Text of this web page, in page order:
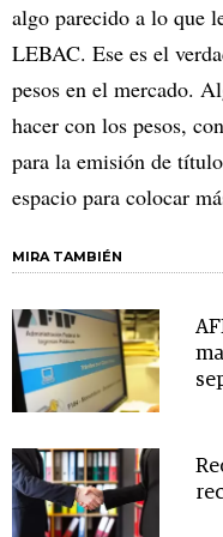
algo parecido a lo que
LEBAC. Ese es el
pesos en el mercado.
hacer con los pesos,
para la emisión de
espacio para colocar
MIRA TAMBIÉN